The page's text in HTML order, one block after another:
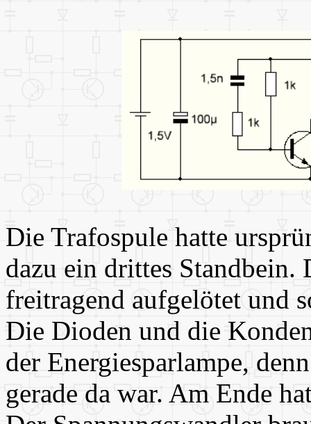
Die Trafospule hatte
dazu ein drittes
freitragend aufgelötet und
Die Dioden und die
der Energiesparlampe,
gerade da war. Am Ende